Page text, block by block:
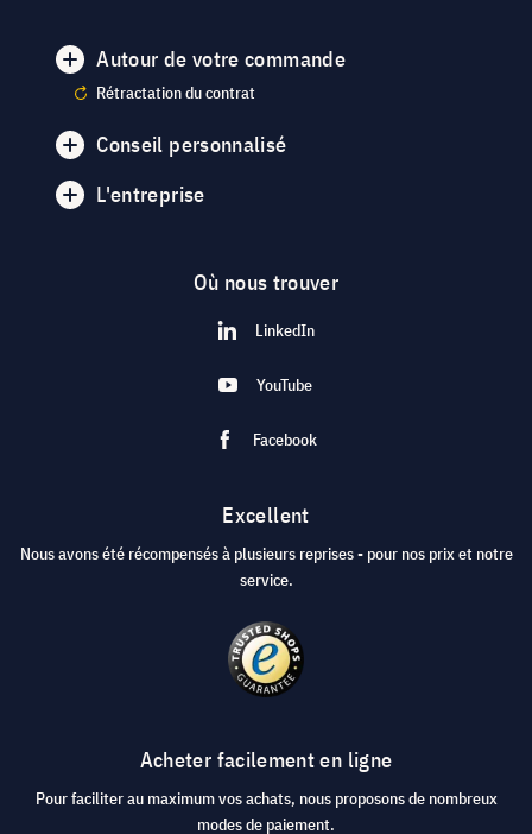
Autour de votre commande
Rétractation du contrat
Conseil personnalisé
L'entreprise
Où nous trouver
LinkedIn
YouTube
Facebook
Excellent
Nous avons été récompensés à plusieurs reprises - pour nos prix et notre
service.
Acheter facilement en ligne
Pour faciliter au maximum vos achats, nous proposons de nombreux
modes de paiement.